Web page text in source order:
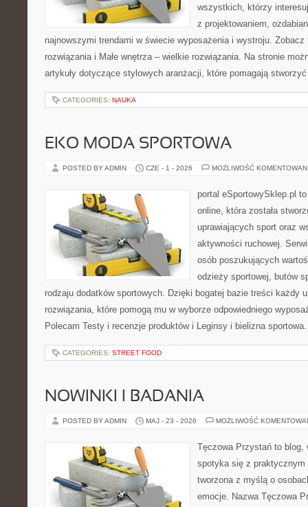
wszystkich, którzy
z projektowaniem,
najnowszymi trendami w świecie wyposażenia i wystroju. Zobacz
rozwiązania i Małe wnętrza – wielkie rozwiązania. Na stronie
artykuły dotyczące stylowych aranżacji, które pomagają
CATEGORIES: NAUKA
EKO MODA SPORTOWA
POSTED BY ADMIN CZE - 1 - 2026 MOŻLIWOŚĆ
portal eSportowySklep.pl
online, która została
uprawiających sport oraz
aktywności ruchowej.
osób poszukujących
odzieży sportowej, butów
rodzaju dodatków sportowych. Dzięki bogatej bazie treści każdy
rozwiązania, które pomogą mu w wyborze odpowiedniego
Polecam Testy i recenzje produktów i Leginsy i bielizna
CATEGORIES: STREET FOOD
NOWINKI I BADANIA
POSTED BY ADMIN MAJ - 23 - 2026 MOŻLIWOŚĆ
Tęczowa Przystań to
spotyka się z praktycznym
tworzona z myślą o
emocje. Nazwa Tęczowa